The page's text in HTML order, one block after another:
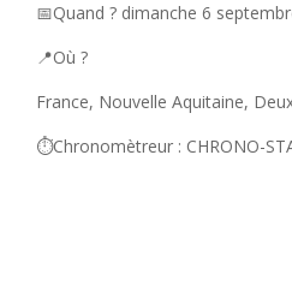
📅Quand ? dimanche 6
📍Où ?
France, Nouvelle Aquitaine,
⏱️Chronomètreur : CHRONO-